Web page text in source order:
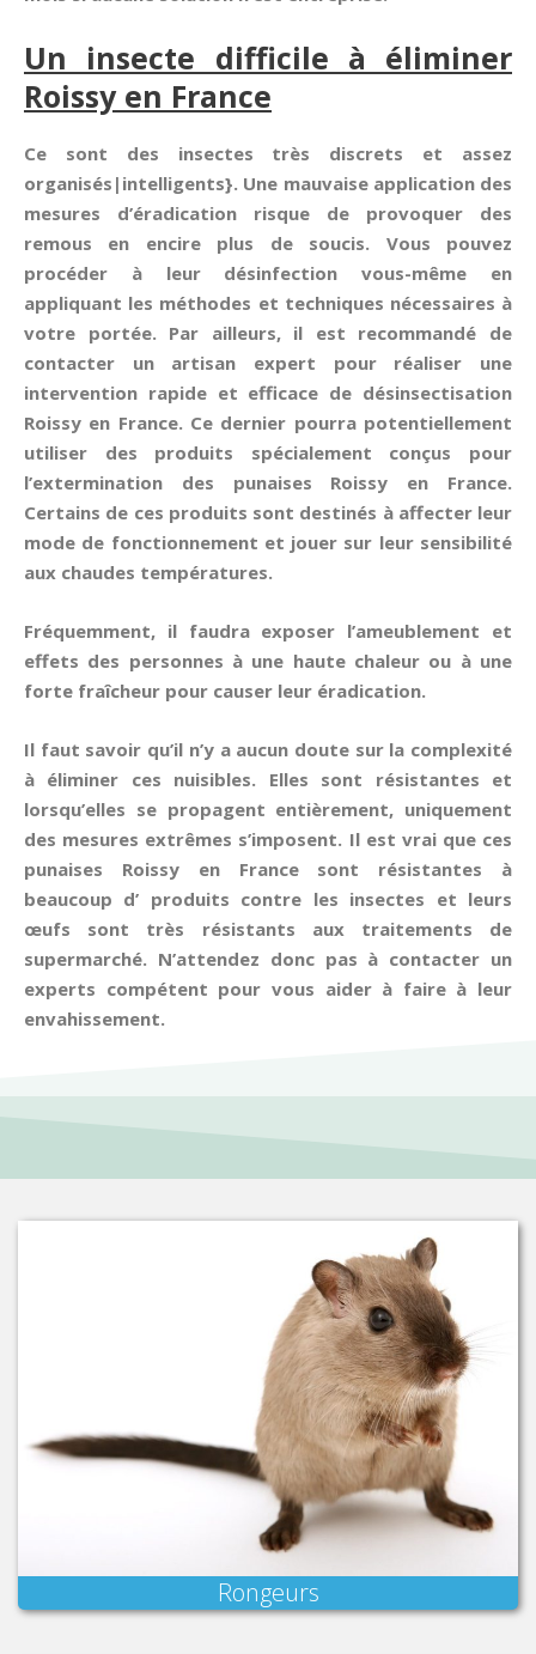
Un insecte difficile à éliminer
Roissy en France
Ce sont des insectes très discrets et assez
organisés|intelligents}. Une mauvaise application des
mesures d’éradication risque de provoquer des
remous en encire plus de soucis. Vous pouvez
procéder à leur désinfection vous-même en
appliquant les méthodes et techniques nécessaires à
votre portée. Par ailleurs, il est recommandé de
contacter un artisan expert pour réaliser une
intervention rapide et efficace de désinsectisation
Roissy en France. Ce dernier pourra potentiellement
utiliser des produits spécialement conçus pour
l’extermination des punaises Roissy en France.
Certains de ces produits sont destinés à affecter leur
mode de fonctionnement et jouer sur leur sensibilité
aux chaudes températures.
Fréquemment, il faudra exposer l’ameublement et
effets des personnes à une haute chaleur ou à une
forte fraîcheur pour causer leur éradication.
Il faut savoir qu’il n’y a aucun doute sur la complexité
à éliminer ces nuisibles. Elles sont résistantes et
lorsqu’elles se propagent entièrement, uniquement
des mesures extrêmes s’imposent. Il est vrai que ces
punaises Roissy en France sont résistantes à
beaucoup d’ produits contre les insectes et leurs
œufs sont très résistants aux traitements de
supermarché. N’attendez donc pas à contacter un
experts compétent pour vous aider à faire à leur
envahissement.
Rongeurs